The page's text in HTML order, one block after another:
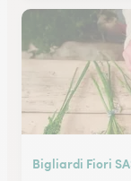
Bigliardi Fiori